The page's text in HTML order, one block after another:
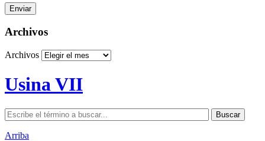
Archivos
Archivos
Usina VII
Arriba